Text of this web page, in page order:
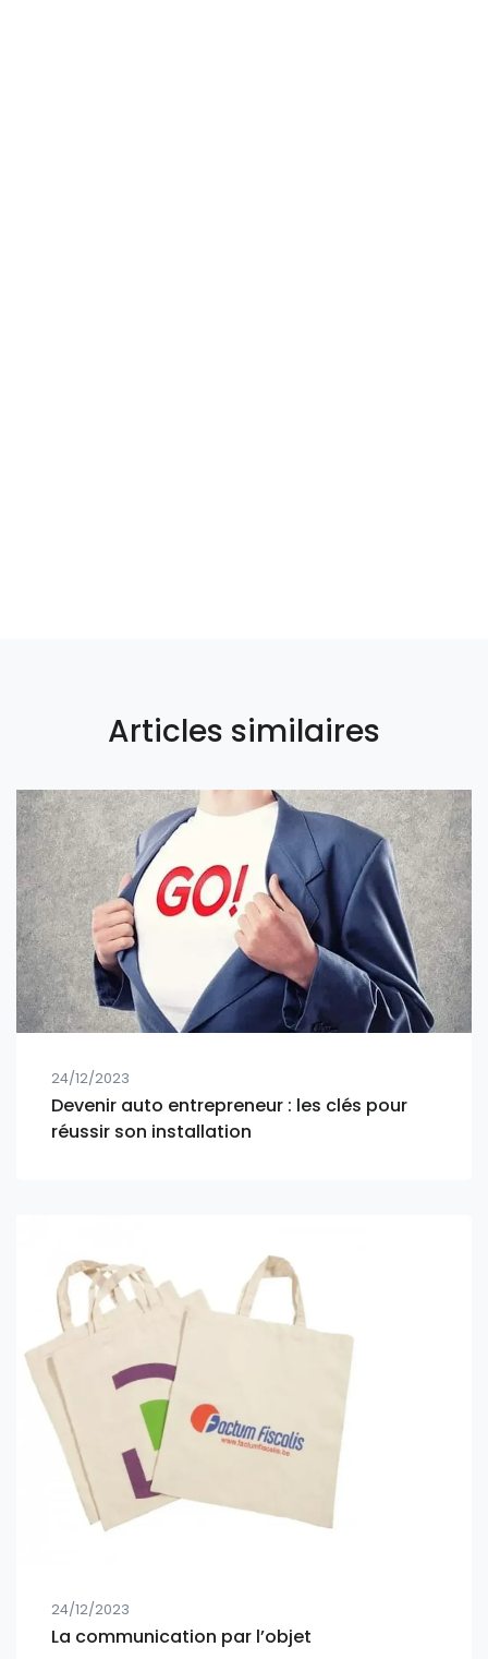
Articles similaires
24/12/2023
Devenir auto entrepreneur : les clés pour
réussir son installation
24/12/2023
La communication par l’objet